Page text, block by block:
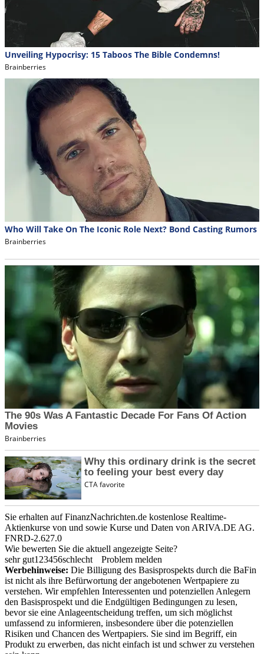
Sie erhalten auf FinanzNachrichten.de kostenlose Realtime-
Aktienkurse von und sowie Kurse und Daten von ARIVA.DE AG.
FNRD-2.627.0
Wie bewerten Sie die aktuell angezeigte Seite?
sehr gut1 23456schlecht
Problem melden
Werbehinweise: Die Billigung des Basisprospekts durch die BaFin
ist nicht als ihre Befürwortung der angebotenen Wertpapiere zu
verstehen. Wir empfehlen Interessenten und potenziellen Anlegern
den Basisprospekt und die Endgültigen Bedingungen zu lesen,
bevor sie eine Anlageentscheidung treffen, um sich möglichst
umfassend zu informieren, insbesondere über die potenziellen
Risiken und Chancen des Wertpapiers. Sie sind im Begriff, ein
Produkt zu erwerben, das nicht einfach ist und schwer zu verstehen